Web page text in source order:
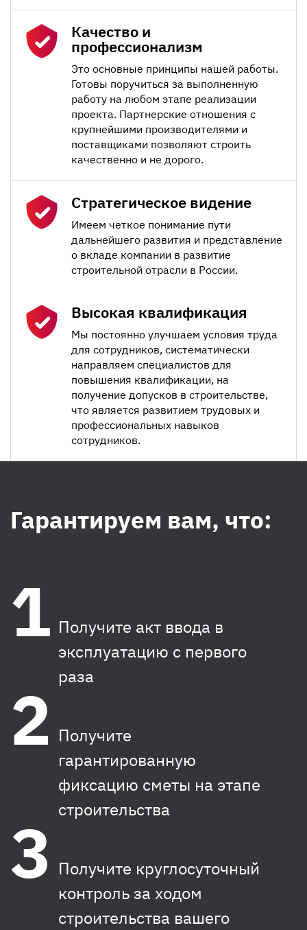
Качество и
профессионализм
Это основные принципы нашей работы.
Готовы поручиться за выполненную
работу на любом этапе реализации
проекта. Партнерские отношения с
крупнейшими производителями и
поставщиками позволяют строить
качественно и не дорого.
Стратегическое видение
Имеем четкое понимание пути
дальнейшего развития и представление
о вкладе компании в развитие
строительной отрасли в России.
Высокая квалификация
Мы постоянно улучшаем условия труда
для сотрудников, систематически
направляем специалистов для
повышения квалификации, на
получение допусков в строительстве,
что является развитием трудовых и
профессиональных навыков
сотрудников.
Гарантируем вам, что:
Получите акт ввода в
эксплуатацию с первого
раза
Получите
гарантированную
фиксацию сметы на этапе
строительства
Получите круглосуточный
контроль за ходом
строительства вашего